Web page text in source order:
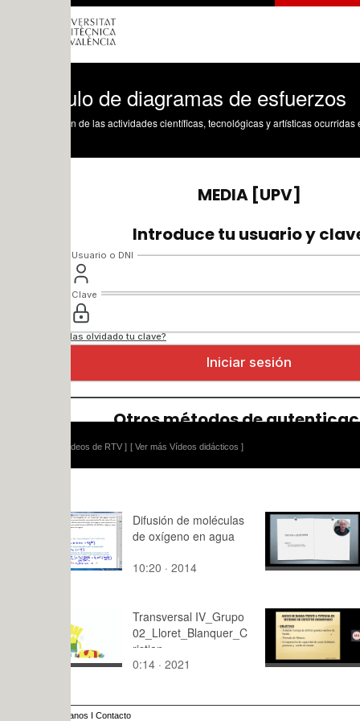
de diagramas de esfuerzos
de las actividades científicas, tecnológicas y artísticas ocurridas en los tres
[ Ver más Vídeos didácticos ]
Difusión de moléculas
de oxígeno en agua
10:20 · 2014
Uso
VSCODE
16:30 ·
Transversal IV_Grupo
02_Lloret_Blanquer_C
ristian
0:14 · 2021
Ancho de
a potencia
sistemas
8:34 · 2021